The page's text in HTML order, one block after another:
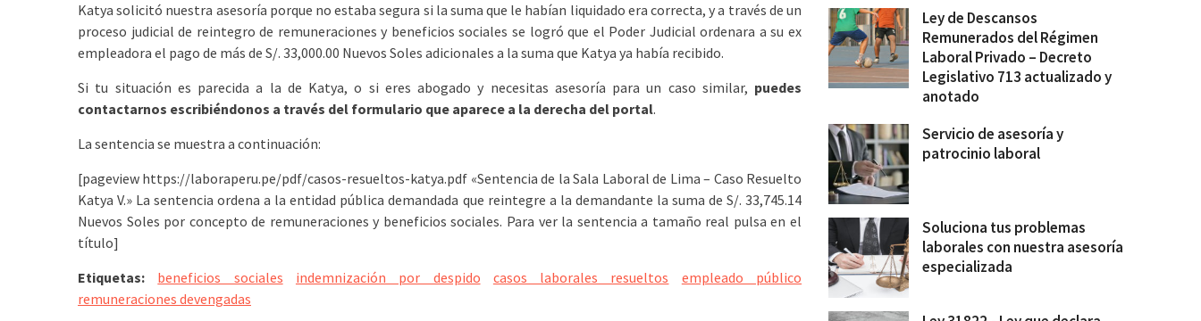
Katya solicitó nuestra asesoría porque no estaba segura si la suma que le habían liquidado era correcta, y a través de un
proceso judicial de reintegro de remuneraciones y beneficios sociales se logró que el Poder Judicial ordenara a su ex
empleadora el pago de más de S/. 33,000.00 Nuevos Soles adicionales a la suma que Katya ya había recibido.
Si tu situación es parecida a la de Katya, o si eres abogado y necesitas asesoría para un caso similar, puedes
contactarnos escribiéndonos a través del formulario que aparece a la derecha del portal.
La sentencia se muestra a continuación:
[pageview https://laboraperu.pe/pdf/casos-resueltos-katya.pdf «Sentencia de la Sala Laboral de Lima – Caso Resuelto
Katya V.» La sentencia ordena a la entidad pública demandada que reintegre a la demandante la suma de S/. 33,745.14
Nuevos Soles por concepto de remuneraciones y beneficios sociales. Para ver la sentencia a tamaño real pulsa en el
título]
Etiquetas:
beneficios sociales indemnización por despido casos laborales resueltos
empleado público
remuneraciones devengadas
Ley de Descansos
Remunerados del Régimen
Laboral Privado – Decreto
Legislativo 713 actualizado y
anotado
Servicio de asesoría y
patrocinio laboral
Soluciona tus problemas
laborales con nuestra asesoría
especializada